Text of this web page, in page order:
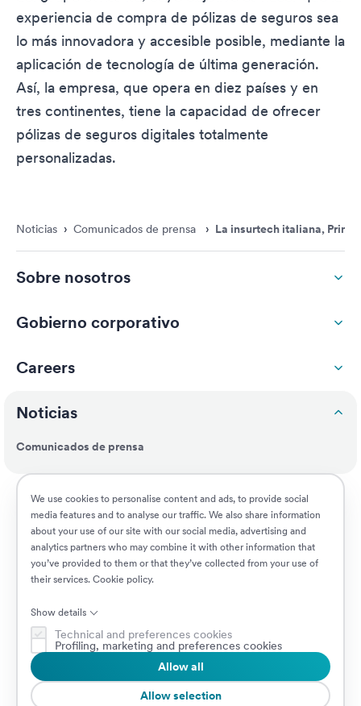
We use cookies to personalise content and ads, to provide social
media features and to analyse our traffic. We also share information
about your use of our site with our social media, advertising and
analytics partners who may combine it with other information that
you’ve provided to them or that they’ve collected from your use of
their services. Cookie policy.
Show details
Technical and preferences cookies
Profiling, marketing and preferences cookies
Allow selection
Allow all
experiencia de compra de pólizas de seguros sea
lo más innovadora y accesible posible, mediante la
aplicación de tecnología de última generación.
Así, la empresa, que opera en diez países y en
tres continentes, tiene la capacidad de ofrecer
pólizas de seguros digitales totalmente
personalizadas.
Noticias › Comunicados de prensa › La insurtech italiana,
Sobre nosotros
Gobierno corporativo
Careers
Noticias
Comunicados de prensa
Responsabilidad social
Clientes
© 2026 Prima Assicurazioni
VAT IT08879250960 • Piazzale Loreto 17, 20131 Milan, Italia • Sociedad